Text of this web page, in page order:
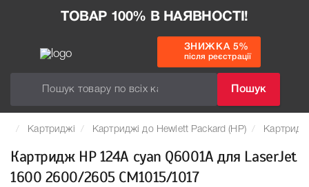
ТОВАР 100% В НАЯВНОСТІ!
Пошук
ЗНИЖКА 5%
після реєстрації
Картриджі Картриджі до Hewlett Packard (HP)
Картридж HP 124A cyan Q6001A для LaserJet
1600 2600/2605 CM1015/1017